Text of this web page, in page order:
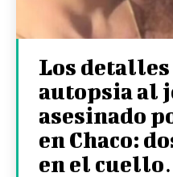
Los detalles
autopsia al
asesinado
en Chaco:
en el